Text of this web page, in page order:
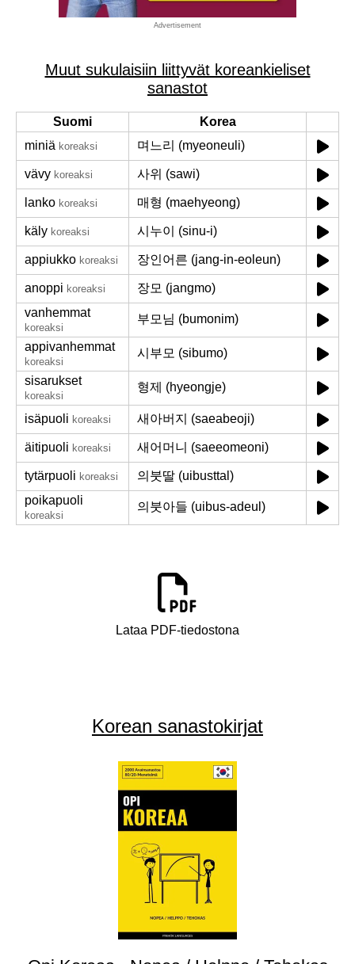
Advertisement
Muut sukulaisiin liittyvät koreankieliset
sanastot
Suomi
Korea
miniä koreaksi 며느리 (myeoneuli)
vävy koreaksi 사위 (sawi)
lanko koreaksi 매형 (maehyeong)
käly koreaksi 시누이 (sinu-i)
appiukko koreaksi 장인어른 (jang-in-eoleun)
anoppi koreaksi
장모 (jangmo)
vanhemmat
koreaksi
부모님 (bumonim)
appivanhemmat
koreaksi
시부모 (sibumo)
sisarukset
koreaksi
형제 (hyeongje)
isäpuoli koreaksi 새아버지 (saeabeoji)
äitipuoli koreaksi 새어머니 (saeeomeoni)
tytärpuoli koreaksi
의붓딸 (uibusttal)
poikapuoli
koreaksi
의붓아들 (uibus-adeul)
Lataa PDF-tiedostona
Korean sanastokirjat